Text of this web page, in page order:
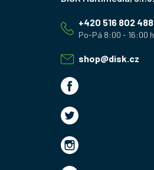
shop@disk.cz
+420 516 802 488